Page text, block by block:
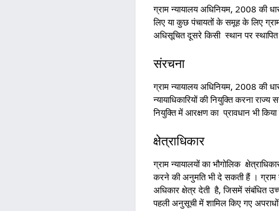
ग्राम न्यायालय अधिनियम, 2008 की
लिए या कुछ पंचायतों के समूह के लिए
अधिसूचित दूसरे किसी स्थान पर
संरचना
ग्राम न्यायालय अधिनियम, 2008 की
न्यायाधिकारियों की नियुक्ति करना
नियुक्ति में आरक्षण का प्रावधान भी
क्षेत्राधिकार
ग्राम न्यायालयों का भौगोलिक
करने की अनुमति भी दे सकती हैं । ग्राम
अधिकार क्षेत्र देती है, जिसमें संबंधित
पहली अनुसूची में शामिल किए गए